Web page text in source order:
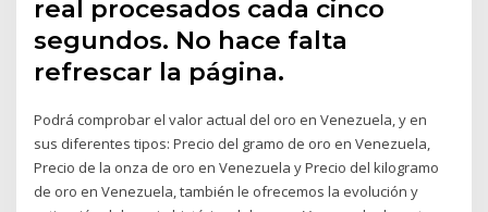
real procesados cada cinco
segundos. No hace falta
refrescar la página.
Podrá comprobar el valor actual del oro en Venezuela, y en
sus diferentes tipos: Precio del gramo de oro en Venezuela,
Precio de la onza de oro en Venezuela y Precio del kilogramo
de oro en Venezuela, también le ofrecemos la evolución y